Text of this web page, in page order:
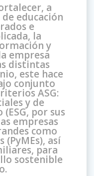
a
educación
e
la
y
empresa
distintas
este hace
conjunto
ASG:
y de
por sus
empresas
como
(PyMEs), así
para
sostenible